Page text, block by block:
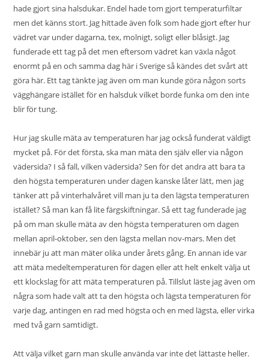
hade gjort sina halsdukar. Endel hade tom gjort temperaturfiltar
men det känns stort. Jag hittade även folk som hade gjort efter hur
vädret var under dagarna, tex, molnigt, soligt eller blåsigt. Jag
funderade ett tag på det men eftersom vädret kan växla något
enormt på en och samma dag här i Sverige så kändes det svårt att
göra här. Ett tag tänkte jag även om man kunde göra någon sorts
vägghängare istället för en halsduk vilket borde funka om den inte
blir för tung.
Hur jag skulle mäta av temperaturen har jag också funderat väldigt
mycket på. För det första, ska man mäta den själv eller via någon
vädersida? I så fall, vilken vädersida? Sen för det andra att bara ta
den högsta temperaturen under dagen kanske låter lätt, men jag
tänker att på vinterhalvåret vill man ju ta den lägsta temperaturen
istället? Så man kan få lite färgskiftningar. Så ett tag funderade jag
på om man skulle mäta av den högsta temperaturen om dagen
mellan april-oktober, sen den lägsta mellan nov-mars. Men det
innebär ju att man mäter olika under årets gång. En annan ide var
att mäta medeltemperaturen för dagen eller att helt enkelt välja ut
ett klockslag för att mäta temperaturen på. Tillslut läste jag även om
några som hade valt att ta den högsta och lägsta temperaturen för
varje dag, antingen en rad med högsta och en med lägsta, eller virka
med två garn samtidigt.
Att välja vilket garn man skulle använda var inte det lättaste heller.